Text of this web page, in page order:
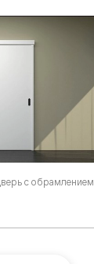
с обрамлением